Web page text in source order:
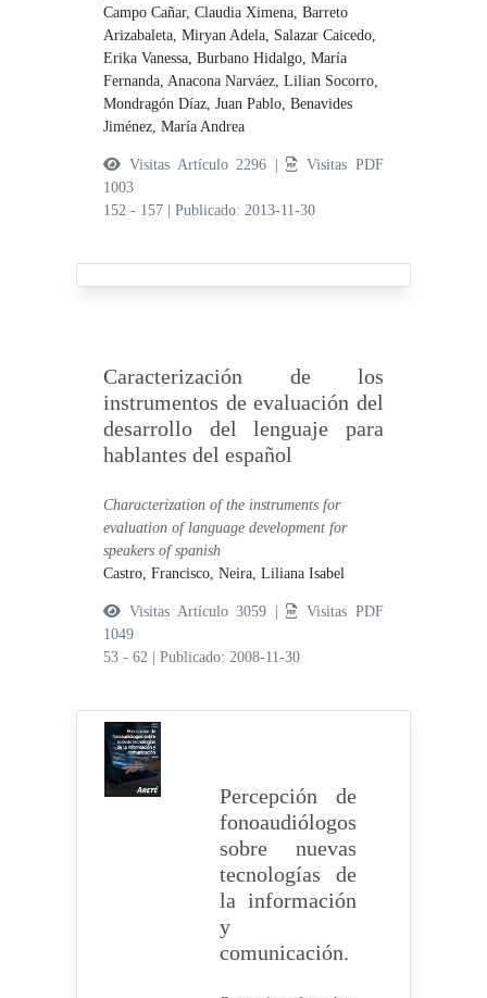
Campo Cañar, Claudia Ximena,Barreto
Arizabaleta, Miryan Adela, Salazar Caicedo,
Erika Vanessa,Burbano Hidalgo, María
Fernanda,Anacona Narváez, Lilian Socorro,
Mondragón Díaz, Juan Pablo,Benavides
Jiménez, María Andrea
Visitas Artículo 2296 |
Visitas PDF
1003
152 - 157
|Publicado: 2013-11-30
Caracterización de los
instrumentos de evaluación del
desarrollo del lenguaje para
hablantes del español
Characterization of the instruments for
evaluation of language development for
speakers of spanish
Castro, Francisco,Neira, Liliana Isabel
Visitas Artículo 3059 |
Visitas PDF
1049
53 - 62
|Publicado: 2008-11-30
Percepción de
fonoaudiólogos
sobre nuevas
tecnologías de
la información
y
comunicación.